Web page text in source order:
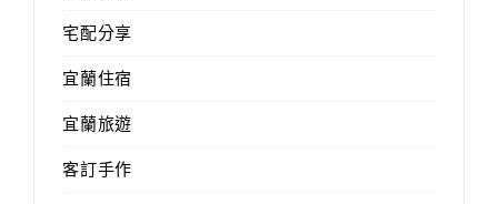
宅配分享
宜蘭住宿
宜蘭旅遊
客訂手作